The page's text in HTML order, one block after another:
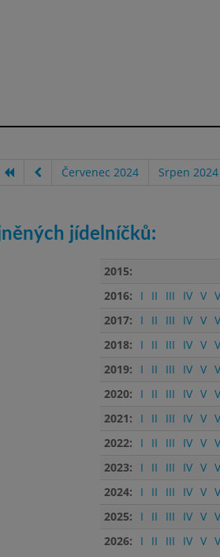
Červenec 2024 Srpen 2024
jídelníčků:
2015:
2016:
I II III IV V
2017:
I II III IV V
2018:
I II III IV V
2019:
I II III IV V
2020:
I II III IV V
2021:
I II III IV V
2022:
I II III IV V
2023:
I II III IV V
2024:
I II III IV V
2025:
I II III IV V
2026:
I II III IV V